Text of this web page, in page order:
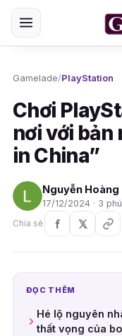
Gamelade/PlayStation
Chơi
nơi với bản
in China”
Nguyễn Hoàng
17/12/2024 · 3
Chia sẻ
ĐỌC THÊM
Hé lộ nguyên
thất vọng của